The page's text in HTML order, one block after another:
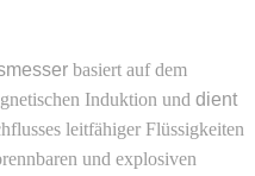
basiert auf dem
Induktion und dient
leitfähiger Flüssigkeiten
und explosiven